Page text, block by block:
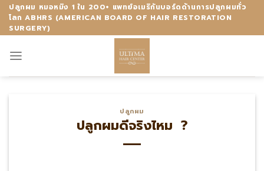
Skip
content
ปลูกผม หมอหมิง 1 ใน 200+ แพทย์อเมริกันบอร์ดด้านการปลูกผมทั่ว
โลก ABHRS (AMERICAN BOARD OF HAIR RESTORATION
SURGERY)
ปลูกผม
ปลูกผมดีจริงไหม ?